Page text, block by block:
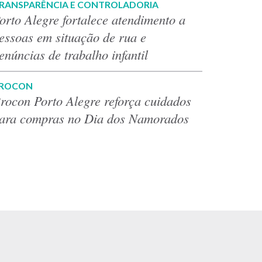
E CONTROLADORIA
Alegre fortalece atendimento a
em situação de rua e
de trabalho infantil
Porto Alegre reforça cuidados
compras no Dia dos Namorados